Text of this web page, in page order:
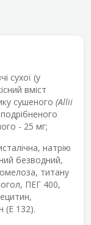
сухої (у
вміст
сушеного (Аlliі
- 25 мг;
натрію
безводний,
титану
ПЕГ 400,
(Е 132).